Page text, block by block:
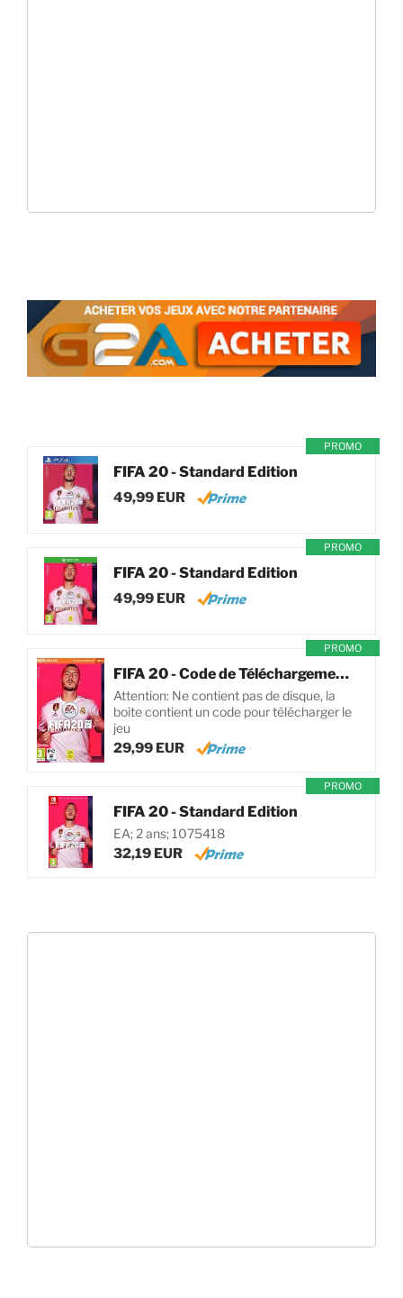
PROMO
FIFA 20 - Standard Edition
49,99 EUR
PROMO
FIFA 20 - Standard Edition
49,99 EUR
PROMO
FIFA 20 - Code de Téléchargement pour PC
Attention: Ne contient pas de disque, la
boite contient un code pour télécharger le
jeu
29,99 EUR
PROMO
FIFA 20 - Standard Edition
EA; 2 ans; 1075418
32,19 EUR